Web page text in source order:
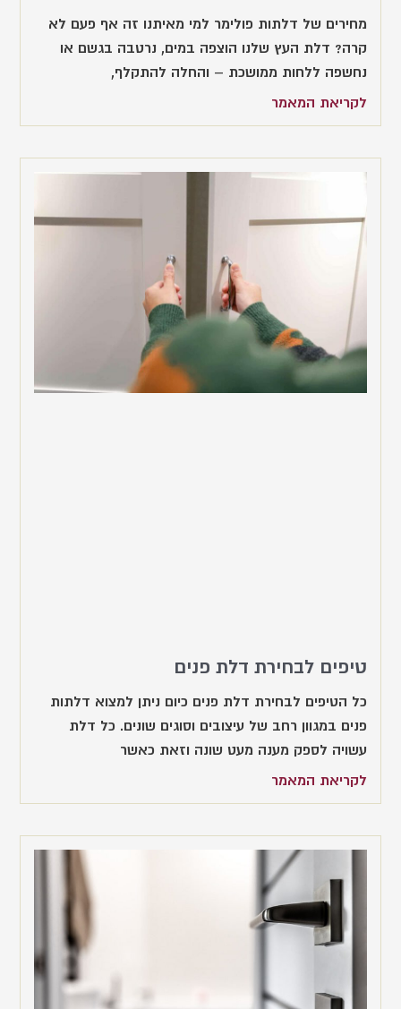
מחירים של דלתות פולימר למי מאיתנו זה אף פעם לא
קרה? דלת העץ שלנו הוצפה במים, נרטבה בגשם או
נחשפה ללחות ממושכת – והחלה להתקלף,
לקריאת המאמר
טיפים לבחירת דלת פנים
כל הטיפים לבחירת דלת פנים כיום ניתן למצוא דלתות
פנים במגוון רחב של עיצובים וסוגים שונים. כל דלת
עשויה לספק מענה מעט שונה וזאת כאשר
לקריאת המאמר